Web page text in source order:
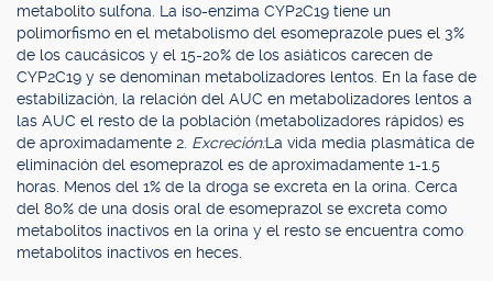
metabolito sulfona. La iso-enzima CYP2C19 tiene un
polimorfismo en el metabolismo del esomeprazole pues el 3%
de los caucásicos y el 15-20% de los asiáticos carecen de
CYP2C19 y se denominan metabolizadores lentos. En la fase de
estabilización, la relación del AUC en metabolizadores lentos a
las AUC el resto de la población (metabolizadores rápidos) es
de aproximadamente 2. Excreción:La vida media plasmática de
eliminación del esomeprazol es de aproximadamente 1-1.5
horas. Menos del 1% de la droga se excreta en la orina. Cerca
del 80% de una dosis oral de esomeprazol se excreta como
metabolitos inactivos en la orina y el resto se encuentra como
metabolitos inactivos en heces.